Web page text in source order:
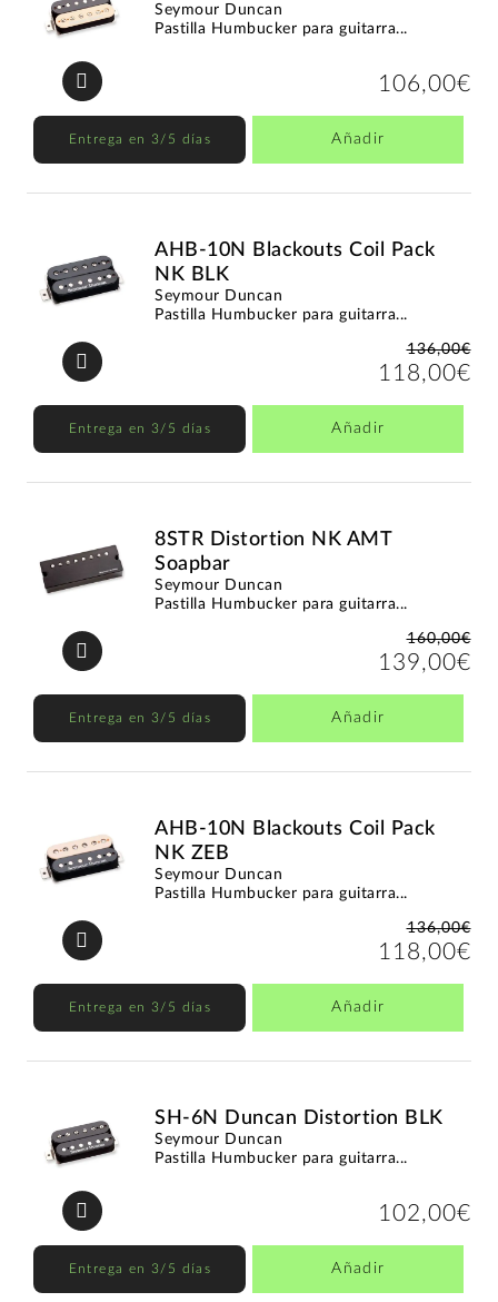
Seymour Duncan
Pastilla Humbucker para guitarra...
106,00€
Entrega en 3/5 días Añadir
AHB-10N Blackouts Coil Pack
NK BLK
Seymour Duncan
Pastilla Humbucker para guitarra...
136,00€
118,00€
Entrega en 3/5 días Añadir
8STR Distortion NK AMT
Soapbar
Seymour Duncan
Pastilla Humbucker para guitarra...
160,00€
139,00€
Entrega en 3/5 días Añadir
AHB-10N Blackouts Coil Pack
NK ZEB
Seymour Duncan
Pastilla Humbucker para guitarra...
136,00€
118,00€
Entrega en 3/5 días Añadir
SH-6N Duncan Distortion BLK
Seymour Duncan
Pastilla Humbucker para guitarra...
102,00€
Entrega en 3/5 días Añadir